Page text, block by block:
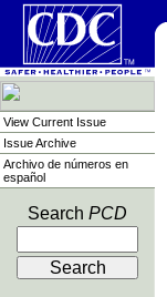
View Current Issue
Issue Archive
Archivo de números en
español
Search PCD